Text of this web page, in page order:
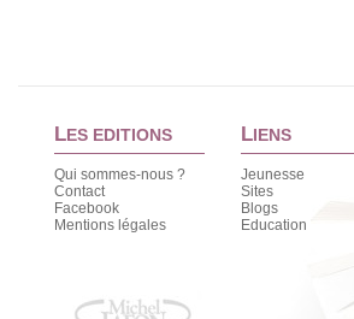
LES EDITIONS
Qui sommes-nous ?
Contact
Facebook
Mentions légales
LIENS
Jeunesse
Sites
Blogs
Education